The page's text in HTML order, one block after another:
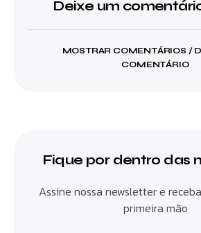
Deixe um
MOSTRAR COMENTÁRIOS /
COMENTÁRIO
Fique por dentro das
Assine nossa newsletter e
primeira mão